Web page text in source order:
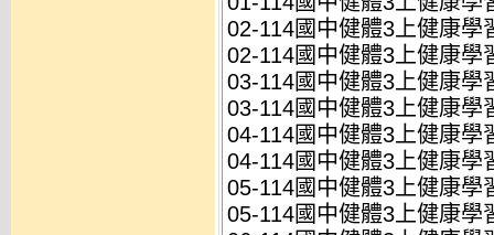
02-114國中健體3上健康學
02-114國中健體3上健康學
03-114國中健體3上健康學
03-114國中健體3上健康學
04-114國中健體3上健康學
04-114國中健體3上健康學
05-114國中健體3上健康學
05-114國中健體3上健康學